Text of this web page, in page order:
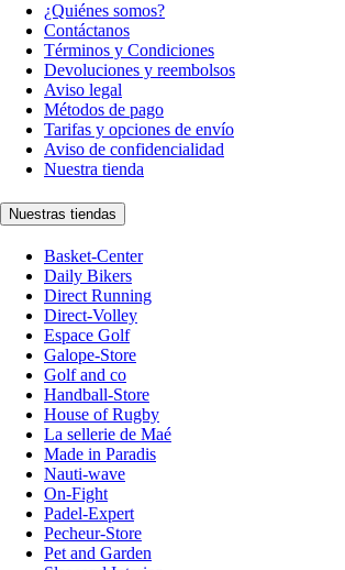
¿Quiénes somos?
Contáctanos
Términos y Condiciones
Devoluciones y reembolsos
Aviso legal
Métodos de pago
Tarifas y opciones de envío
Aviso de confidencialidad
Nuestra tienda
Nuestras tiendas
Basket-Center
Daily Bikers
Direct Running
Direct-Volley
Espace Golf
Galope-Store
Golf and co
Handball-Store
House of Rugby
La sellerie de Maé
Made in Paradis
Nauti-wave
On-Fight
Padel-Expert
Pecheur-Store
Pet and Garden